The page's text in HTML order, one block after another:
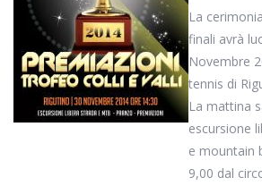
La
finali avrà
Novembre
tennis di
La mattina
escursione
e mountain
9,00 dal